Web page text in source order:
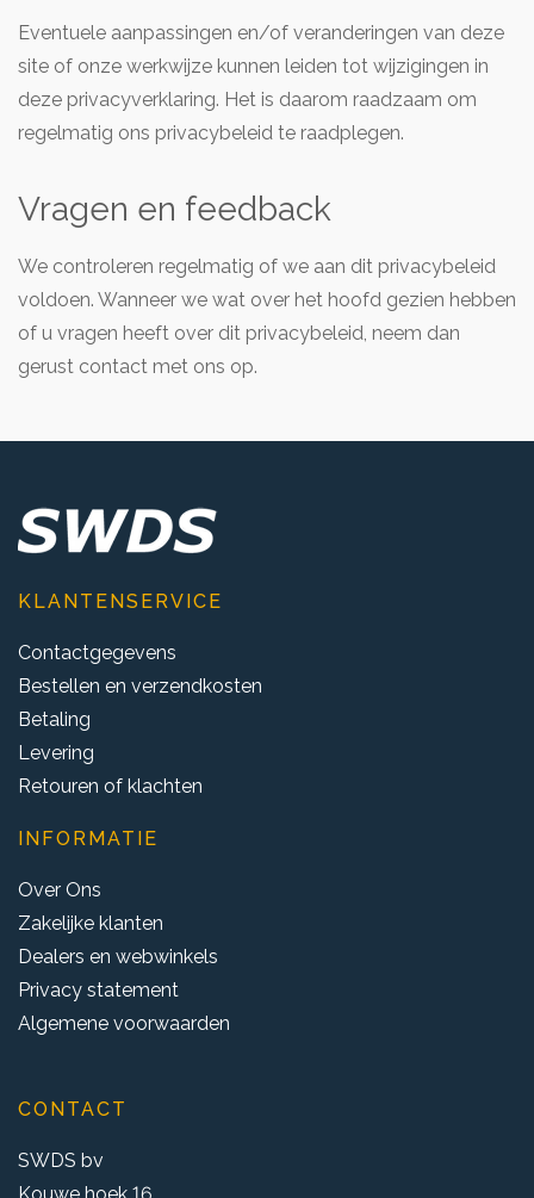
Eventuele aanpassingen en/of veranderingen van deze
site of onze werkwijze kunnen leiden tot wijzigingen in
deze privacyverklaring. Het is daarom raadzaam om
regelmatig ons privacybeleid te raadplegen.
Vragen en feedback
We controleren regelmatig of we aan dit privacybeleid
voldoen. Wanneer we wat over het hoofd gezien hebben
of u vragen heeft over dit privacybeleid, neem dan
gerust contact met ons op.
KLANTENSERVICE
Contactgegevens
Bestellen en verzendkosten
Betaling
Levering
Retouren of klachten
INFORMATIE
Over Ons
Zakelijke klanten
Dealers en webwinkels
Privacy statement
Algemene voorwaarden
CONTACT
SWDS bv